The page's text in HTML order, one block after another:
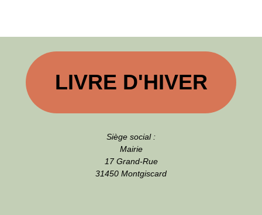
LIVRE D'HIVER
Siège social :
Mairie
17 Grand-Rue
31450 Montgiscard